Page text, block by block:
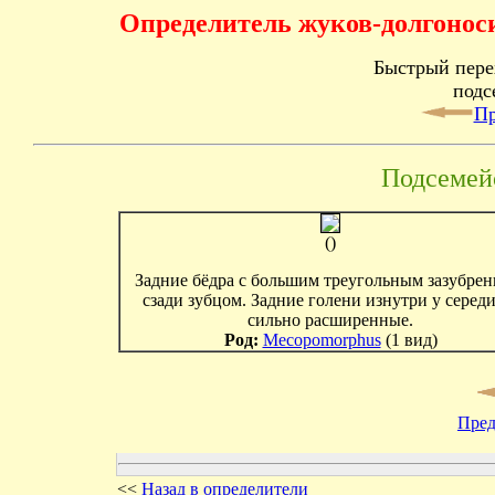
Определитель жуков-
Быстрый
()
Задние бёдра с большим треугольным
сзади зубцом. Задние голени изнутри у
сильно расширенные.
Род: Mecopomorphus(1 вид)
<< Назад в определители